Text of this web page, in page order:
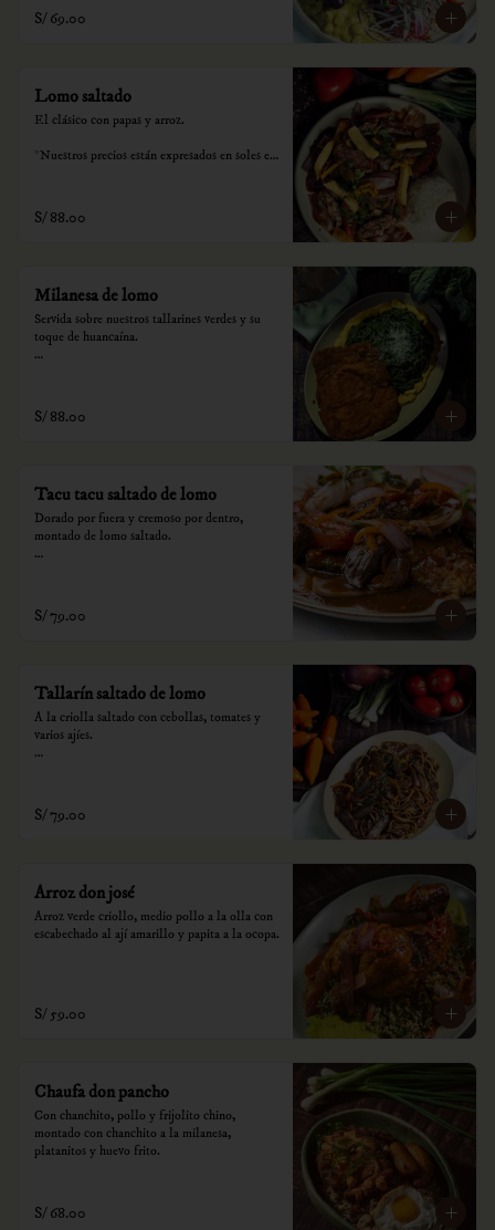
consumo.
S/ 69.00
Lomo saltado
El clásico con papas y arroz.
*Nuestros precios están expresados en soles e
S/ 88.00
Milanesa de lomo
Servida sobre nuestros tallarines verdes y su
toque de huancaína.
consumo.
S/ 88.00
Tacu tacu saltado de lomo
Dorado por fuera y cremoso por dentro,
montado de lomo saltado.
consumo.
S/ 79.00
Tallarín saltado de lomo
A la criolla saltado con cebollas, tomates y
varios ajíes.
consumo.
S/ 79.00
Arroz don josé
Arroz verde criollo, medio pollo a la olla con
escabechado al ají amarillo y papita a la ocopa.
S/ 59.00
Chaufa don pancho
Con chanchito, pollo y frijolito chino,
montado con chanchito a la milanesa,
platanitos y huevo frito.
S/ 68.00